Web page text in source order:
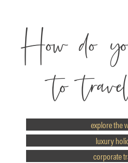
How do
to
aanbod-menu
explore the
luxury
corporate